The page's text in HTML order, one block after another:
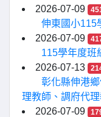
2026-07-09
伸東國小115
2026-07-09
115學年度班
2026-07-13
彰化縣伸港
理教師、調府代理
2026-07-09